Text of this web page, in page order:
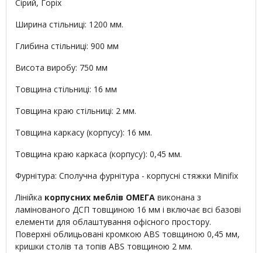
Сірий, Горіх
Ширина стільниці: 1200 мм.
Глибина стільниці: 900 мм
Висота виробу: 750 мм
Товщина стільниці: 16 мм
Товщина краю стільниці: 2 мм.
Товщина каркасу (корпусу): 16 мм.
Товщина краю каркаса (корпусу): 0,45 мм.
Фурнітура: Сполучна фурнітура - корпусні стяжки Minifix
Лінійка корпусних меблів ОМЕГА виконана з
ламінованого ДСП товщиною 16 мм і включає всі базові
елементи для облаштування офісного простору.
Поверхні облицьовані кромкою ABS товщиною 0,45 мм,
кришки столів та топів ABS товщиною 2 мм.